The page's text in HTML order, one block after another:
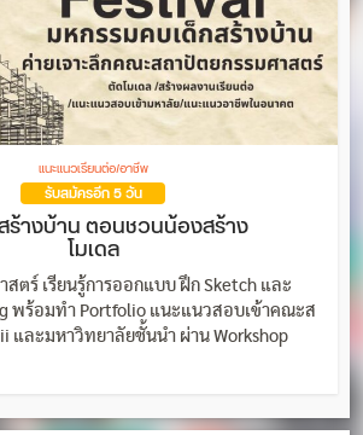
แนะแนวเรียนต่อ/อาชีพ
รับสมัครอีก 5 วัน
ร้างบ้าน ตอนชวนน้องสร้าง
โมเดล
ตร์ เรียนรู้การออกแบบ ฝึก Sketch และ
พร้อมทำ Portfolio แนะแนวสอบเข้าคณะส
และมหาวิทยาลัยชั้นนำ ผ่าน Workshop